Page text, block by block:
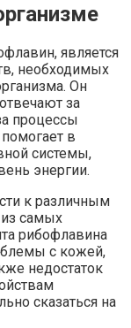
является
необходимых
Он
за
процессы
в
системы,
энергии.
к различным
самых
рибофлавина
с кожей,
недостаток
сказаться на